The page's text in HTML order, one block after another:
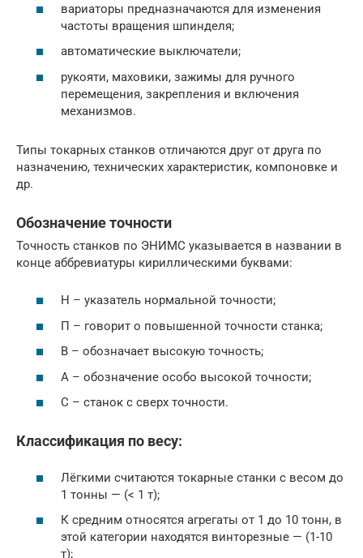
вариаторы предназначаются для изменения
частоты вращения шпинделя;
автоматические выключатели;
рукояти, маховики, зажимы для ручного
перемещения, закрепления и включения
механизмов.
Типы токарных станков отличаются друг от друга по
назначению, технических характеристик, компоновке и
др.
Обозначение точности
Точность станков по ЭНИМС указывается в названии в
конце аббревиатуры кириллическими буквами:
Н – указатель нормальной точности;
П – говорит о повышенной точности станка;
В – обозначает высокую точность;
А – обозначение особо высокой точности;
С – станок с сверх точности.
Классификация по весу:
Лёгкими считаются токарные станки с весом до
1 тонны — (< 1 т);
К средним относятся агрегаты от 1 до 10 тонн, в
этой категории находятся винторезные — (1-10
т);